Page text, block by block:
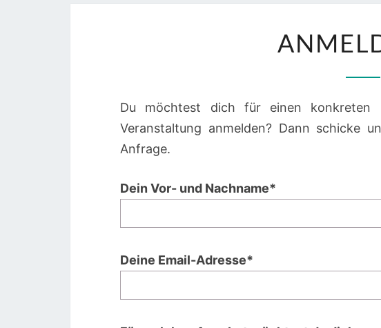
Du möchtest dich für einen konkreten
Veranstaltung anmelden? Dann schicke
Anfrage.
Dein Vor- und Nachname*
Deine Email-Adresse*